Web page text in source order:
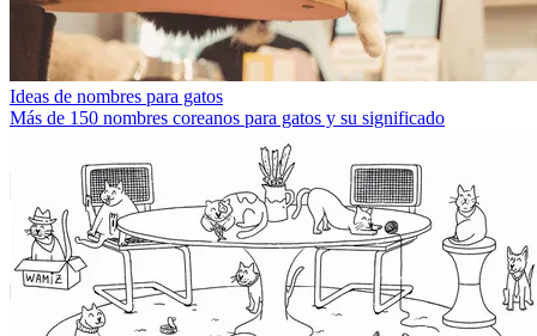
Ideas de nombres para gatos
Más de 150 nombres coreanos para gatos y su significado